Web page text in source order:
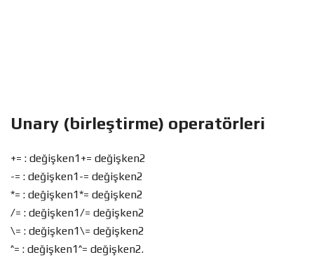
Unary (birleştirme) operatörleri
+= : değişken1+= değişken2
-= : değişken1-= değişken2
*= : değişken1*= değişken2
/= : değişken1/= değişken2
\= : değişken1\= değişken2
^= : değişken1^= değişken2.